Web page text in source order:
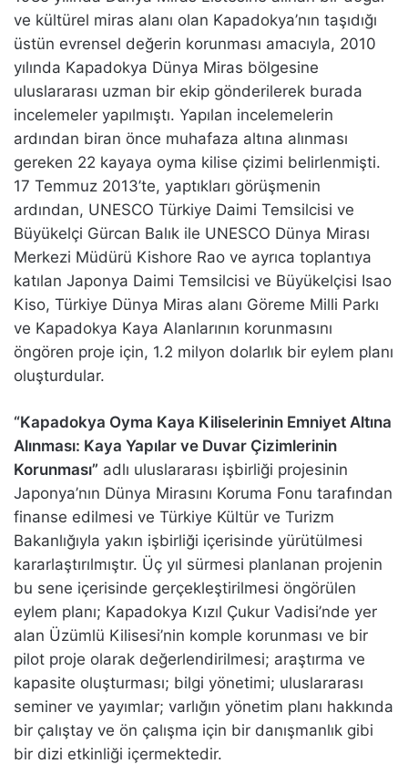
ve kültürel miras alanı olan Kapadokya’nın taşıdığı
üstün evrensel değerin korunması amacıyla, 2010
yılında Kapadokya Dünya Miras bölgesine
uluslararası uzman bir ekip gönderilerek burada
incelemeler yapılmıştı. Yapılan incelemelerin
ardından biran önce muhafaza altına alınması
gereken 22 kayaya oyma kilise çizimi belirlenmişti.
17 Temmuz 2013’te, yaptıkları görüşmenin
ardından, UNESCO Türkiye Daimi Temsilcisi ve
Büyükelçi Gürcan Balık ile UNESCO Dünya Mirası
Merkezi Müdürü Kishore Rao ve ayrıca toplantıya
katılan Japonya Daimi Temsilcisi ve Büyükelçisi Isao
Kiso, Türkiye Dünya Miras alanı Göreme Milli Parkı
ve Kapadokya Kaya Alanlarının korunmasını
öngören proje için, 1.2 milyon dolarlık bir eylem planı
oluşturdular.
“Kapadokya Oyma Kaya Kiliselerinin Emniyet Altına
Alınması: Kaya Yapılar ve Duvar Çizimlerinin
Korunması” adlı uluslararası işbirliği projesinin
Japonya’nın Dünya Mirasını Koruma Fonu tarafından
finanse edilmesi ve Türkiye Kültür ve Turizm
Bakanlığıyla yakın işbirliği içerisinde yürütülmesi
kararlaştırılmıştır. Üç yıl sürmesi planlanan projenin
bu sene içerisinde gerçekleştirilmesi öngörülen
eylem planı; Kapadokya Kızıl Çukur Vadisi’nde yer
alan Üzümlü Kilisesi’nin komple korunması ve bir
pilot proje olarak değerlendirilmesi; araştırma ve
kapasite oluşturması; bilgi yönetimi; uluslararası
seminer ve yayımlar; varlığın yönetim planı hakkında
bir çalıştay ve ön çalışma için bir danışmanlık gibi
bir dizi etkinliği içermektedir.